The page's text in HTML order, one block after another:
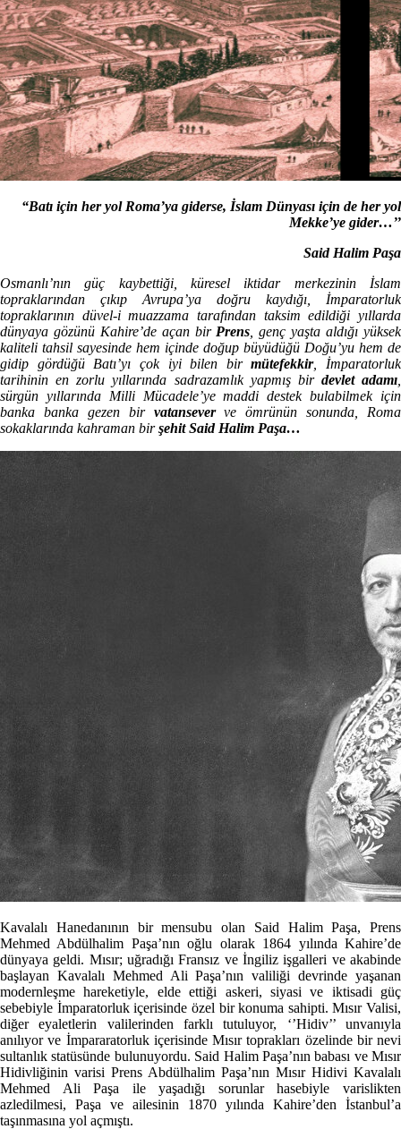
“Batı için her yol Roma’ya giderse, İslam Dünyası için de her yol
Mekke’ye gider…’’
Said Halim Paşa
Osmanlı’nın güç kaybettiği, küresel iktidar merkezinin İslam
topraklarından çıkıp Avrupa’ya doğru kaydığı, İmparatorluk
topraklarının düvel-i muazzama tarafından taksim edildiği yıllarda
dünyaya gözünü Kahire’de açan bir Prens , genç yaşta aldığı yüksek
kaliteli tahsil sayesinde hem içinde doğup büyüdüğü Doğu’yu hem de
gidip gördüğü Batı’yı çok iyi bilen birmütefekkir, İmparatorluk
tarihinin en zorlu yıllarında sadrazamlık yapmış bir devlet adamı
sürgün yıllarında Milli Mücadele’ye maddi destek bulabilmek için
banka banka gezen bir vatanseverve ömrünün sonunda, Roma
sokaklarında kahraman birşehit Said Halim Paşa…
Kavalalı Hanedanının bir mensubu olan Said Halim Paşa, Prens
Mehmed Abdülhalim Paşa’nın oğlu olarak 1864 yılında Kahire’de
dünyaya geldi. Mısır; uğradığı Fransız ve İngiliz işgalleri ve akabinde
başlayan Kavalalı Mehmed Ali Paşa’nın valiliği devrinde yaşanan
modernleşme hareketiyle, elde ettiği askeri, siyasi ve iktisadi güç
sebebiyle İmparatorluk içerisinde özel bir konuma sahipti. Mısır Valisi,
diğer eyaletlerin valilerinden farklı tutuluyor, ‘’Hidiv’’ unvanıyla
anılıyor ve İmpararatorluk içerisinde Mısır toprakları özelinde bir nevi
sultanlık statüsünde bulunuyordu. Said Halim Paşa’nın babası ve Mısır
Hidivliğinin varisi Prens Abdülhalim Paşa’nın Mısır Hidivi Kavalalı
Mehmed Ali Paşa ile yaşadığı sorunlar hasebiyle varislikten
azledilmesi, Paşa ve ailesinin 1870 yılında Kahire’den İstanbul’a
taşınmasına yol açmıştı.